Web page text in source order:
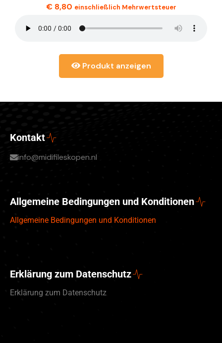
€8,80 einschließlich Mehrwertsteuer
Produkt anzeigen
Kontakt
info@midifileskopen.nl
Allgemeine Bedingungen und Konditionen
Allgemeine Bedingungen und Konditionen
Erklärung zum Datenschutz
Erklärung zum Datenschutz